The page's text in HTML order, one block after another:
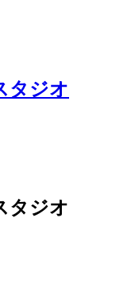
タジオ
タジオ